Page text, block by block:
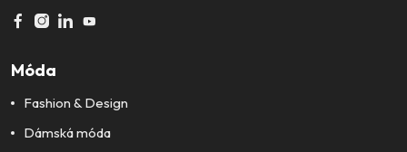
Móda
Fashion & Design
Dámská móda